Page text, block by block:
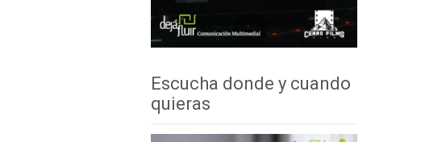
Escucha donde y cuando
quieras